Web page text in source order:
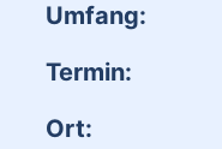
Umfang:
Termin:
Ort: